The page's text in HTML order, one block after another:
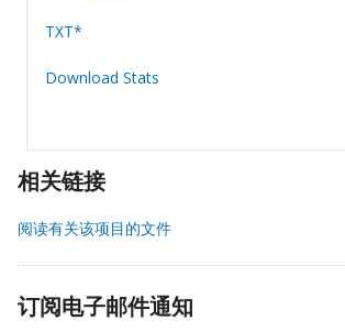
TXT*
Download Stats
相关链接
阅读有关该项目的文件
订阅电子邮件通知